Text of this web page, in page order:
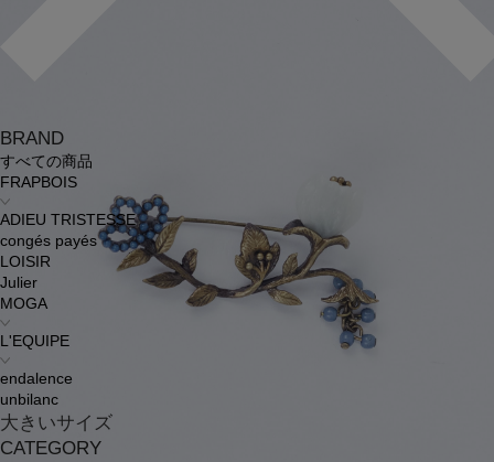
BRAND
すべての商品
FRAPBOIS
ADIEU TRISTESSE
congés payés
LOISIR
Julier
MOGA
L'EQUIPE
endalence
unbilanc
大きいサイズ
CATEGORY